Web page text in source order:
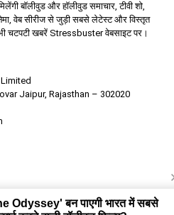
बॉलीवुड और हॉलीवुड समाचार, टीवी शो,
वेब सीरीज से जुड़ी सबसे लेटेस्ट और विस्तृत
चटपटी खबरें Stressbuster वेबसाइट पर।
Jaipur, Rajasthan – 302020